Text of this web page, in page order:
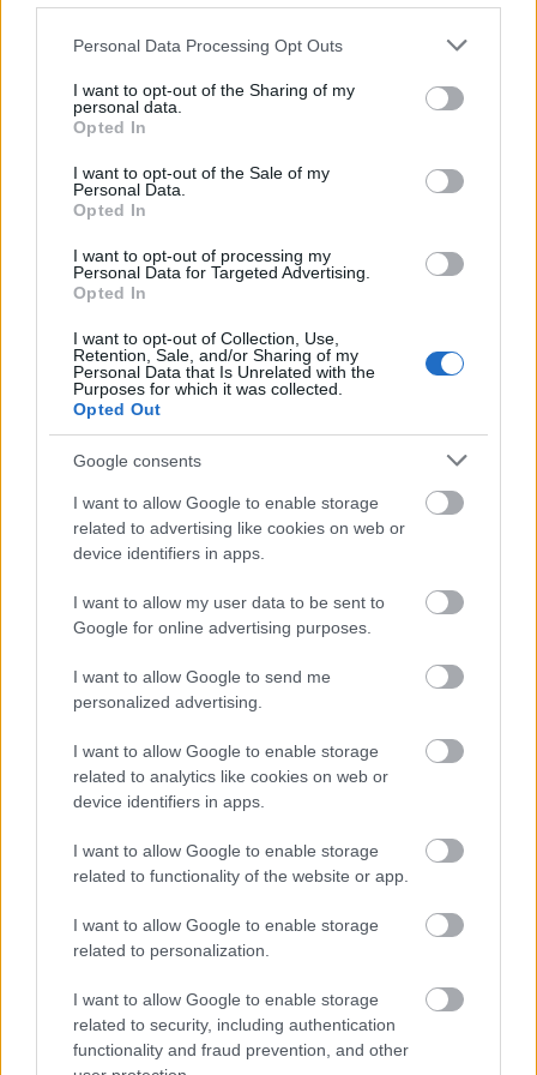
Please note that this website/app uses one or more Google
not limited to your visit or usage behaviour. You may click to
grant or deny consent to Google and its third-party tags to
use your data for below specified purposes in below Google
consent section.
Personal Data Processing Opt Outs
I want to opt-out of the Sharing of my
personal data.
Opted In
I want to opt-out of the Sale of my
Personal Data.
Opted In
I want to opt-out of processing my
Personal Data for Targeted Advertising.
Opted In
I want to opt-out of Collection, Use,
Retention, Sale, and/or Sharing of my
Personal Data that Is Unrelated with the
Purposes for which it was collected.
Opted Out
Google consents
I want to allow Google to enable storage
related to advertising like cookies on web or
device identifiers in apps.
I want to allow my user data to be sent to
Google for online advertising purposes.
I want to allow Google to send me
personalized advertising.
I want to allow Google to enable storage
related to analytics like cookies on web or
device identifiers in apps.
I want to allow Google to enable storage
related to functionality of the website or app.
I want to allow Google to enable storage
related to personalization.
I want to allow Google to enable storage
related to security, including authentication
functionality and fraud prevention, and other
Ningkatake Fungsi Otak
Ubi jalar ora mung enak; nanging uga apik kanggo
antosianin ing ubi jalar ungu. Ubi jalar iki mbantu
njaga otak saka kerusakan sing disebabake stres
lan inflamasi.
Panliten ing kéwan nuduhaké yèn antosianin bisa
ningkataké daya inget lan nglawan karusakan otak.
manungsa, antioksidan ubi jalar apik kanggo
otakmu. Nambahaké ubi jalar ing dhaharanmu bisa
dadi cara sing nyenengake kanggo njaga pikiranmu
tetep cetha.
Ningkatake Fungsi Sistem
Kekebalan Tubuh
Ubi jalar iku penting kanggo ningkatake sistem
penting banget kanggo kesehatan. Vitamin A
mbantu njaga membran mukosa supaya kuwat,
Mangan ubi jalar bisa nguwataké sistem kekebalan
awak. Ubi jalar duwé antioksidan sing bisa nglawan
jalar minangka cara sing enak lan sehat kanggo
ningkatake sistem kekebalan awak kanthi alami.
Manfaat kanggo Kesehatan Kulit
Mangan ubi jalar bisa ningkatake kesehatan kulit
kanthi signifikan. Ubi jalar iki sugih beta-karoten,